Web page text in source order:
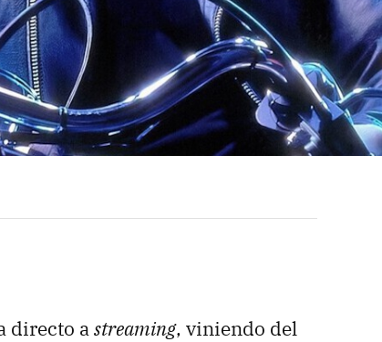
directo astreaming, viniendo del